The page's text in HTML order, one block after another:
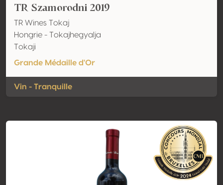
TR Szamorodni 2019
TR Wines Tokaj
Hongrie - Tokajhegyalja
Tokaji
Grande Médaille d'Or
Vin - Tranquille